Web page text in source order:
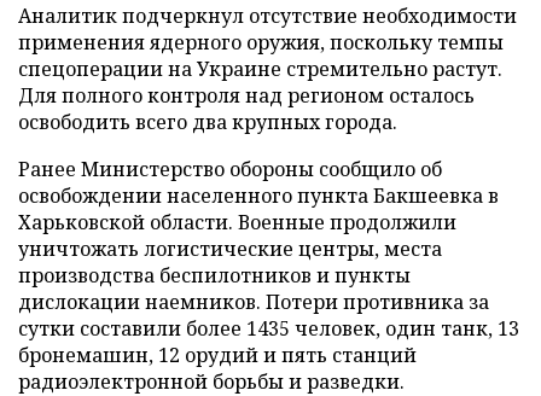
Аналитик подчеркнул отсутствие необходимости
применения ядерного оружия, поскольку темпы
спецоперации на Украине стремительно растут.
Для полного контроля над регионом осталось
освободить всего два крупных города.
Ранее Министерство обороны сообщило об
освобождении населенного пункта Бакшеевка в
Харьковской области. Военные продолжили
уничтожать логистические центры, места
производства беспилотников и пункты
дислокации наемников. Потери противника за
сутки составили более 1435 человек, один танк, 13
бронемашин, 12 орудий и пять станций
радиоэлектронной борьбы и разведки.